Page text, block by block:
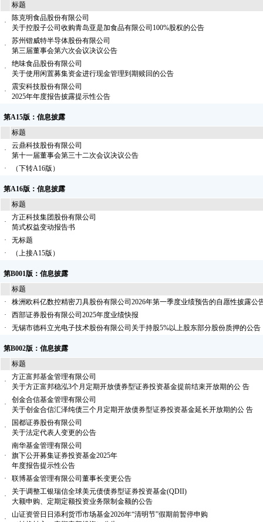
标题
·
陈克明食品股份有限公司
关于控股子公司收购青岛亚是加食品有限公司100%股权的公告
·
苏州锴威特半导体股份有限公司
第三届董事会第六次会议决议公告
·
绝味食品股份有限公司
关于使用闲置募集资金进行现金管理到期赎回的公告
·
震安科技股份有限公司
2025年年度报告披露提示性公告
第A15版：信息披露
标题
·
云鼎科技股份有限公司
第十一届董事会第三十二次会议决议公告
·
（下转A16版）
第A16版：信息披露
标题
·
方正科技集团股份有限公司
简式权益变动报告书
·
无标题
·
（上接A15版）
第B001版：信息披露
标题
·
株洲欧科亿数控精密刀具股份有限公司2026年第一季度业绩预告的自愿性披露公
·
西部证券股份有限公司2025年度业绩快报
·
无锡市德科立光电子技术股份有限公司关于持股5%以上股东部分股份质押的公告
第B002版：信息披露
标题
·
方正富邦基金管理有限公司
关于方正富邦稳泓3个月定期开放债券型证券投资基金提前结束开放期的公 告
·
创金合信基金管理有限公司
关于创金合信汇泽纯债三个月定期开放债券型证券投资基金延长开放期的公 告
·
国都证券股份有限公司
关于法定代表人变更的公告
·
南华基金管理有限公司
旗下公开募集证券投资基金2025年
年度报告提示性公告
·
联博基金管理有限公司董事长变更公告
·
关于调整工银瑞信全球美元债债券型证券投资基金(QDII)
大额申购、定期定额投资业务限制金额的公告
·
山证资管日日添利货币市场基金2026年“清明节”假期前暂停申购